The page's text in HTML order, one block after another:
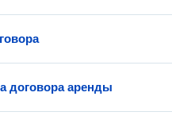
договора аренды